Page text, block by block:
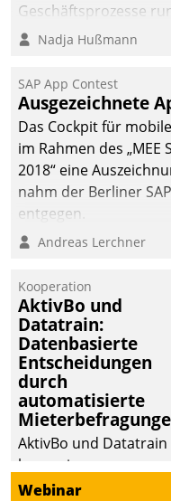
Geschäftsprozesse
Nadja Hußmann
SAP App Contest
Ausgezeichnete
Das Cockpit für
im Rahmen des
2018“ eine
nahm der Berliner
entgegen.
Andreas Lerchner
Kooperation
AktivBo und
Datatrain:
Datenbasierte
Entscheidungen
durch
automatisierte
AktivBo und Datatrain
kooperieren –
Webinar